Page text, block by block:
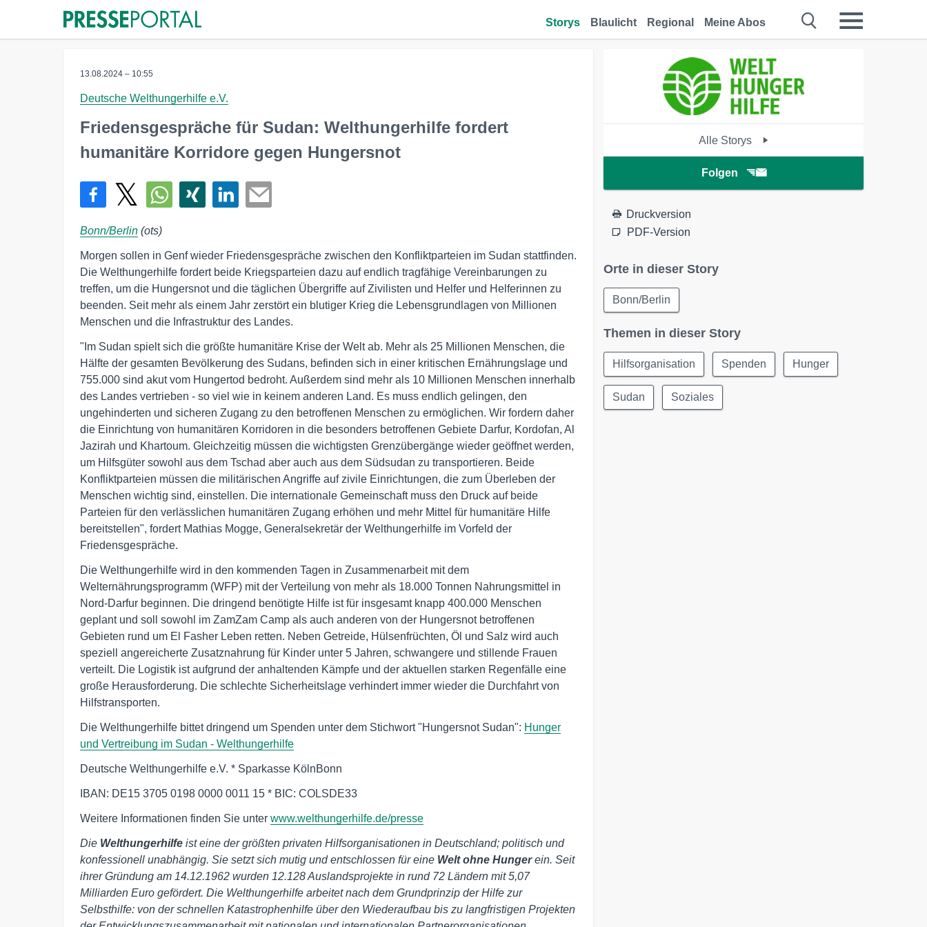
Storys Blaulicht Regional Meine Abos
13.08.2024 – 10:55
Deutsche Welthungerhilfe e.V.
Friedensgespräche für Sudan: Welthungerhilfe fordert
humanitäre Korridore gegen Hungersnot
Bonn/Berlin (ots)
Morgen sollen in Genf wieder Friedensgespräche zwischen den Konfliktparteien im Sudan stattfinden.
Die Welthungerhilfe fordert beide Kriegsparteien dazu auf endlich tragfähige Vereinbarungen zu
treffen, um die Hungersnot und die täglichen Übergriffe auf Zivilisten und Helfer und Helferinnen zu
beenden. Seit mehr als einem Jahr zerstört ein blutiger Krieg die Lebensgrundlagen von Millionen
Menschen und die Infrastruktur des Landes.
"Im Sudan spielt sich die größte humanitäre Krise der Welt ab. Mehr als 25 Millionen Menschen, die
Hälfte der gesamten Bevölkerung des Sudans, befinden sich in einer kritischen Ernährungslage und
755.000 sind akut vom Hungertod bedroht. Außerdem sind mehr als 10 Millionen Menschen innerhalb
des Landes vertrieben - so viel wie in keinem anderen Land. Es muss endlich gelingen, den
ungehinderten und sicheren Zugang zu den betroffenen Menschen zu ermöglichen. Wir fordern daher
die Einrichtung von humanitären Korridoren in die besonders betroffenen Gebiete Darfur, Kordofan, Al
Jazirah und Khartoum. Gleichzeitig müssen die wichtigsten Grenzübergänge wieder geöffnet werden,
um Hilfsgüter sowohl aus dem Tschad aber auch aus dem Südsudan zu transportieren. Beide
Konfliktparteien müssen die militärischen Angriffe auf zivile Einrichtungen, die zum Überleben der
Menschen wichtig sind, einstellen. Die internationale Gemeinschaft muss den Druck auf beide
Parteien für den verlässlichen humanitären Zugang erhöhen und mehr Mittel für humanitäre Hilfe
bereitstellen", fordert Mathias Mogge, Generalsekretär der Welthungerhilfe im Vorfeld der
Friedensgespräche.
Die Welthungerhilfe wird in den kommenden Tagen in Zusammenarbeit mit dem
Welternährungsprogramm (WFP) mit der Verteilung von mehr als 18.000 Tonnen Nahrungsmittel in
Nord-Darfur beginnen. Die dringend benötigte Hilfe ist für insgesamt knapp 400.000 Menschen
geplant und soll sowohl im ZamZam Camp als auch anderen von der Hungersnot betroffenen
Gebieten rund um El Fasher Leben retten. Neben Getreide, Hülsenfrüchten, Öl und Salz wird auch
speziell angereicherte Zusatznahrung für Kinder unter 5 Jahren, schwangere und stillende Frauen
verteilt. Die Logistik ist aufgrund der anhaltenden Kämpfe und der aktuellen starken Regenfälle eine
große Herausforderung. Die schlechte Sicherheitslage verhindert immer wieder die Durchfahrt von
Hilfstransporten.
Die Welthungerhilfe bittet dringend um Spenden unter dem Stichwort "Hungersnot Sudan": Hunger
und Vertreibung im Sudan - Welthungerhilfe
Deutsche Welthungerhilfe e.V. * Sparkasse KölnBonn
IBAN: DE15 3705 0198 0000 0011 15 * BIC: COLSDE33
Weitere Informationen finden Sie unter www.welthungerhilfe.de/presse
Die Welthungerhilfe ist eine der größten privaten Hilfsorganisationen in Deutschland; politisch und
konfessionell unabhängig. Sie setzt sich mutig und entschlossen für eine Welt ohne Hungerein. Seit
ihrer Gründung am 14.12.1962 wurden 12.128 Auslandsprojekte in rund 72 Ländern mit 5,07
Milliarden Euro gefördert. Die Welthungerhilfe arbeitet nach dem Grundprinzip der Hilfe zur
Selbsthilfe: von der schnellen Katastrophenhilfe über den Wiederaufbau bis zu langfristigen Projekten
Alle Storys
Folgen
Druckversion
PDF-Version
Orte in dieser Story
Bonn/Berlin
Themen in dieser Story
Hilfsorganisation Spenden Hunger
Sudan Soziales